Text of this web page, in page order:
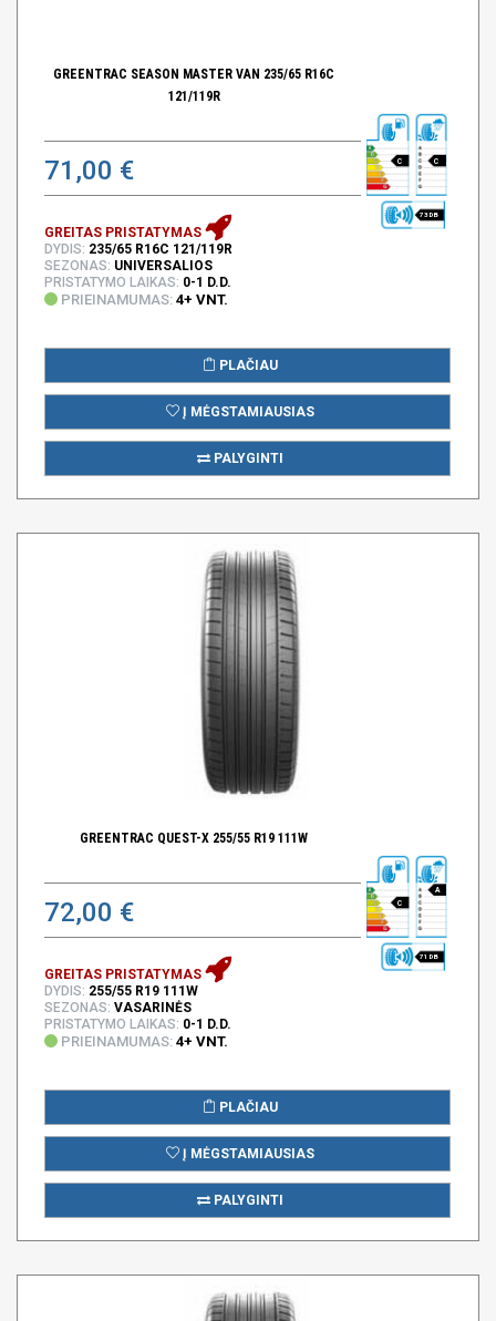
GREENTRAC SEASON MASTER VAN 235/65 R16C
121/119R
71,00 € C C
73 DB
GREITAS PRISTATYMAS
DYDIS: 235/65 R16C 121/119R
SEZONAS: UNIVERSALIOS
PRISTATYMO LAIKAS: 0-1 D.D.
PRIEINAMUMAS: 4+ VNT.
PLAČIAU
Į MĖGSTAMIAUSIAS
PALYGINTI
GREENTRAC QUEST-X 255/55 R19 111W
72,00 € C
A
71 DB
GREITAS PRISTATYMAS
DYDIS: 255/55 R19 111W
SEZONAS: VASARINĖS
PRISTATYMO LAIKAS: 0-1 D.D.
PRIEINAMUMAS: 4+ VNT.
PLAČIAU
Į MĖGSTAMIAUSIAS
PALYGINTI